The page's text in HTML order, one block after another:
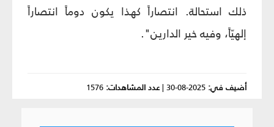
ذلك استحالة. انتصاراً كهذا يكون دوماً انتصاراً
إلهيّاً، وفيه خير الدارين".
أضيف في: 2025-08-30
|عدد المشاهدات: 1576